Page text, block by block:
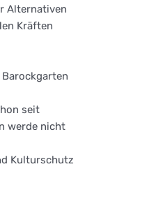
Alternativen
Kräften
seit
werde nicht
Kulturschutz